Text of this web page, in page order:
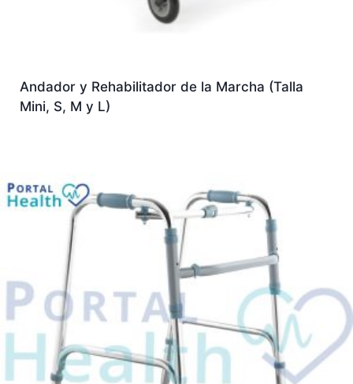
Andador y Rehabilitador de la Marcha (Talla
Mini, S, M y L)